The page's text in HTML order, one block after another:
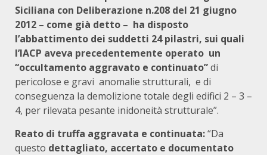
Siciliana con Deliberazione n.208 del 21 giugno
2012 – come già detto – ha disposto
l’abbattimento dei suddetti 24 pilastri, sui quali
l’IACP aveva precedentemente operato un
“occultamento aggravato e continuato”di
pericolose e gravi anomalie strutturali, e di
conseguenza la demolizione totale degli edifici 2 – 3 –
4, per rilevata pesante inidoneità strutturale”.
Reato di truffa aggravata e continuata:“Da
questo dettagliato, accertato e documentato